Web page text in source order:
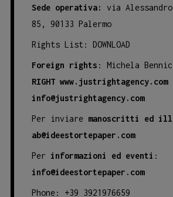
Sede operativa:
via
85, 90133 Palermo
Rights List: DOWNLOAD
Foreign rights : Michela
RIGHT www.justrightagency.com
info@justrightagency.com
Per inviare manoscritti ed
ab@ideestortepaper.com
Per informazioni ed eventi :
info@ideestortepaper.com
Phone: +39 3921976659